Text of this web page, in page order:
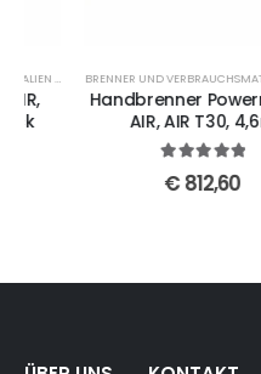
BRENNER UND VERBRAUCHSMATERIALIEN FUER POWERMAX30 AIR
Handbrenner Powermax30
AIR, AIR T30, 4,6m
out of 5
812,60